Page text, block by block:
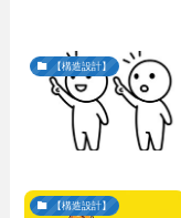
【構造設計】
【構造設計】